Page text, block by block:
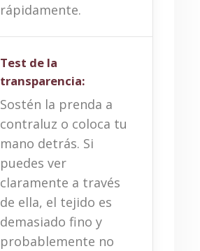
rápidamente.
Test de la
transparencia:
Sostén la prenda a
contraluz o coloca tu
mano detrás. Si
puedes ver
claramente a través
de ella, el tejido es
demasiado fino y
probablemente no